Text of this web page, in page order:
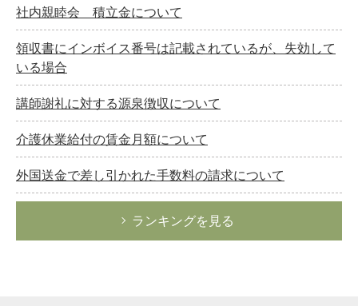
社内親睦会 積立金について
領収書にインボイス番号は記載されているが、失効して
いる場合
講師謝礼に対する源泉徴収について
介護休業給付の賃金月額について
外国送金で差し引かれた手数料の請求について
ランキングを見る